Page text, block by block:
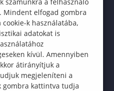
Mindent elfogad gombra
k használatába,
adatokat is
kívül. Amennyiben
átirányítjuk a
megjeleníteni a
gombra kattintva tudja